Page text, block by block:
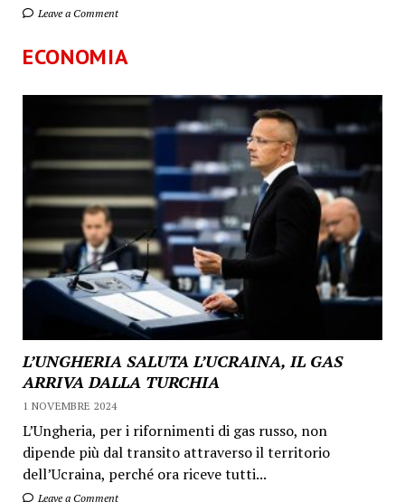
Leave a Comment
ECONOMIA
L’UNGHERIA SALUTA L’UCRAINA, IL GAS
ARRIVA DALLA TURCHIA
1 NOVEMBRE 2024
L’Ungheria, per i rifornimenti di gas russo, non
dipende più dal transito attraverso il territorio
dell’Ucraina, perché ora riceve tutti...
Leave a Comment